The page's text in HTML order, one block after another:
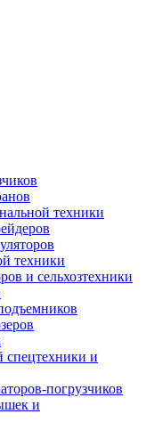
техники
техники
и сельхозтехники
спецтехники и
погрузчиков
и